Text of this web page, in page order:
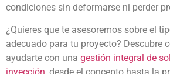
condiciones sin deformarse ni perder
¿Quieres que te asesoremos sobre el
adecuado para tu proyecto? Descubre
ayudarte con una gestión integral de